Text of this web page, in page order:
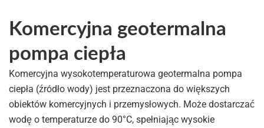
Komercyjna geotermalna
pompa ciepła
Komercyjna wysokotemperaturowa geotermalna pompa
ciepła (źródło wody) jest przeznaczona do większych
obiektów komercyjnych i przemysłowych. Może dostarczać
wodę o temperaturze do 90°C, spełniając wysokie